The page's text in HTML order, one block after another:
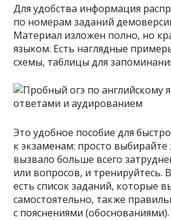
Для удобства информация
по номерам заданий
Материал изложен полно, но
языком. Есть наглядные
схемы, таблицы для
Это удобное пособие для
к экзаменам: просто выбирайте
вызвало больше всего
или вопросов, и тренируйтесь.
есть список заданий, которые
самостоятельно, также
с пояснениями (обоснованиями).